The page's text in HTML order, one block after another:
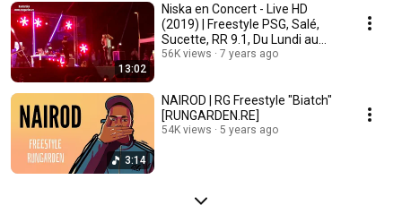
13:02
Niska en Concert - Live HD
(2019) | Freestyle PSG, Salé,
Sucette, RR 9.1, Du Lundi au
Lundi
56K views 7 years ago
3:14
NAIROD | RG Freestyle "Biatch"
[RUNGARDEN.RE]
54K views 5 years ago